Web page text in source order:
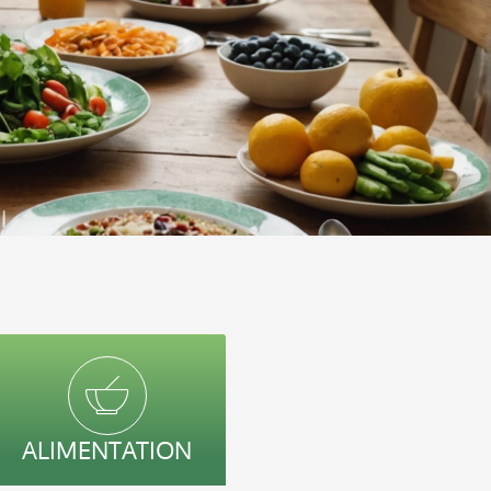
ALIMENTATION